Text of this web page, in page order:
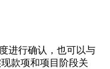
进行确认，也可以与
现款项和项目阶段关